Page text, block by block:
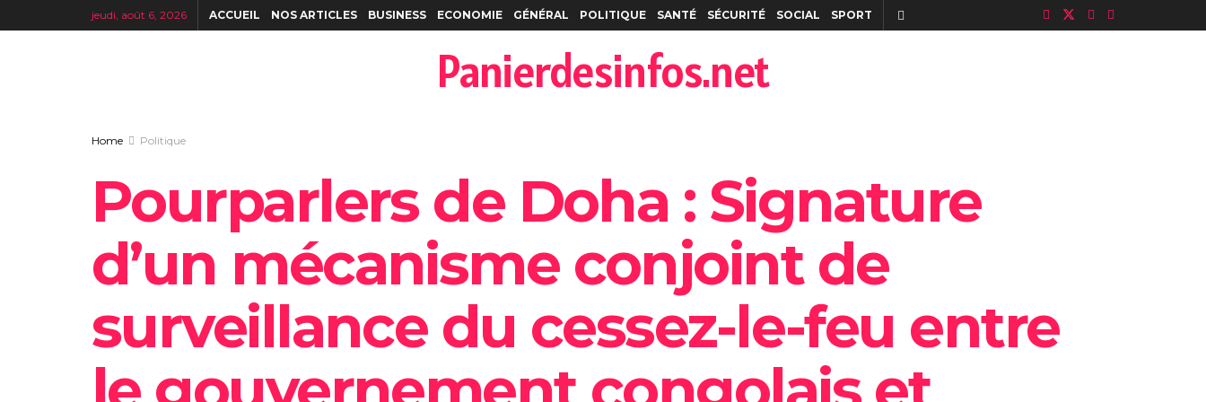
jeudi, août 6, 2026 ACCUEIL NOS ARTICLES BUSINESS ECONOMIE GÉNÉRAL POLITIQUE SANTÉ SÉCURITÉ SOCIAL SPORT
Panierdesinfos.net
Home Politique
Pourparlers de Doha : Signature
d’un mécanisme conjoint de
surveillance du cessez-le-feu entre